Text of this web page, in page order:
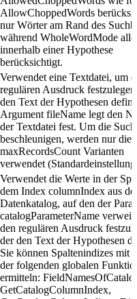
AllowChoppedWords
nur Wörter am Rand des
während WholeWordMode
innerhalb einer Hypothese
berücksichtigt.
Verwendet eine Textdatei, um
regulären Ausdruck
den Text der Hypothesen
Argument fileName legt den
der Textdatei fest. Um die
beschleunigen, werden nur die
maxRecordsCount Varianten
verwendet
Verwendet die Werte in der
dem Index columnIndex aus
Datenkatalog, auf den der
catalogParameterName
den regulären Ausdruck
der den Text der Hypothesen
Sie können Spaltenindizes mit
der folgenden globalen
ermitteln:
GetCatalogColumnIndex,